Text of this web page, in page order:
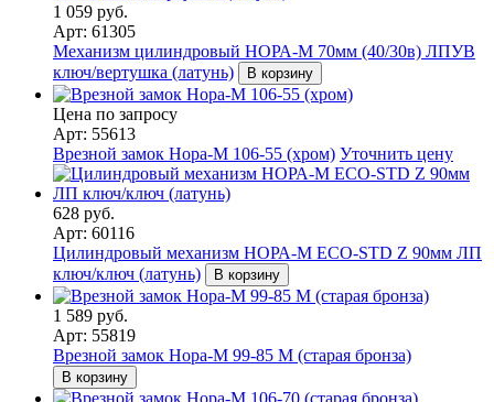
1 059 руб.
Арт: 61305
Механизм цилиндровый НОРА-М 70мм (40/30в) ЛПУВ
ключ/вертушка (латунь)
В корзину
Цена по запросу
Арт: 55613
Врезной замок Нора-М 106-55 (хром) Уточнить цену
628 руб.
Арт: 60116
Цилиндровый механизм НОРА-М ЕСО-STD Z 90мм ЛП
ключ/ключ (латунь)
В корзину
1 589 руб.
Арт: 55819
Врезной замок Нора-М 99-85 M (старая бронза)
В корзину